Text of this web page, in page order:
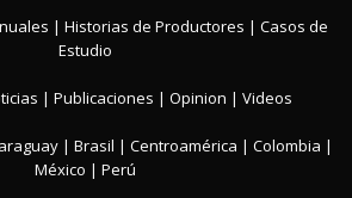
| Historias de Productores | Casos de
Estudio
| Publicaciones | Opinion | Videos
| Brasil | Centroamérica | Colombia |
México | Perú